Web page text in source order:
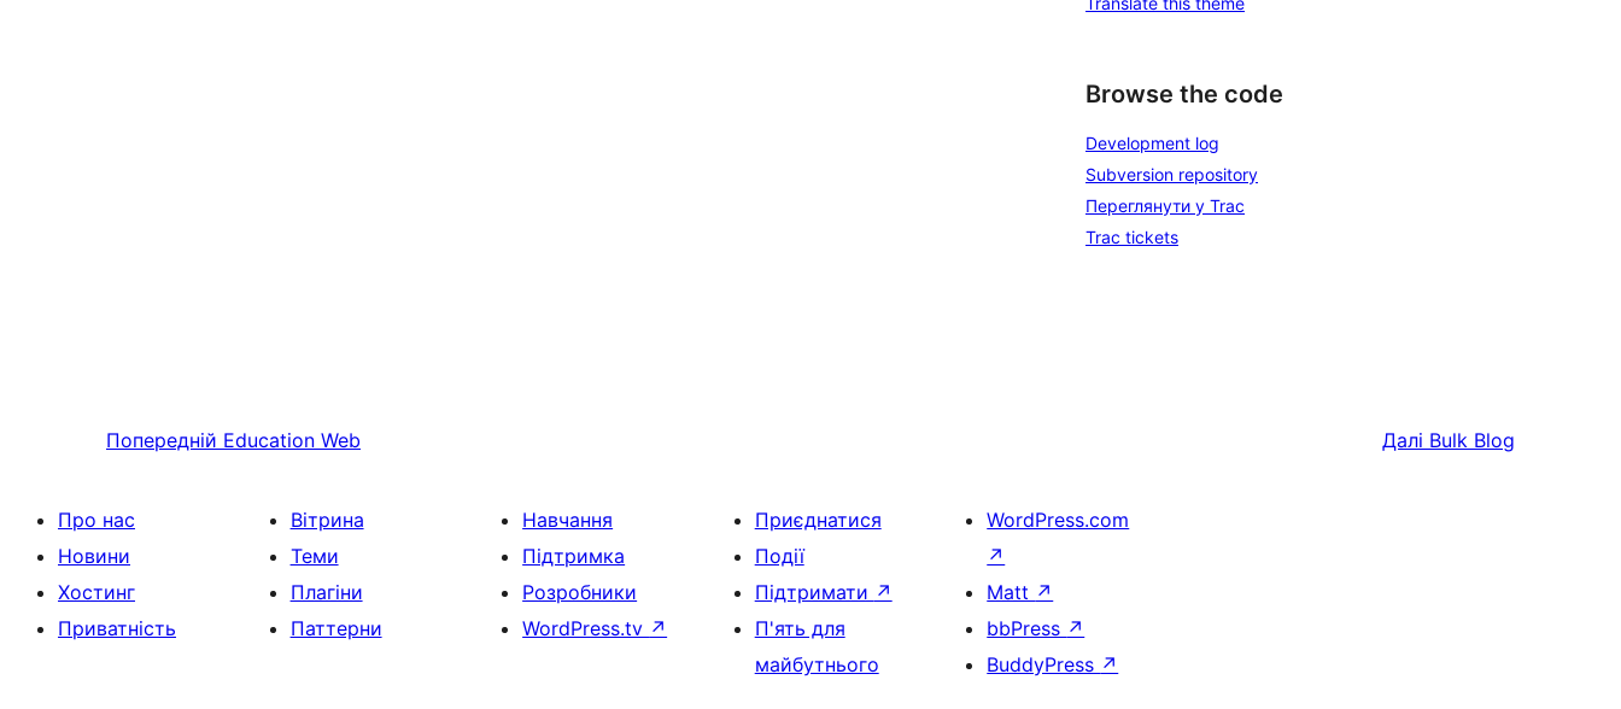
Browse the code
Development log
Subversion repository
Переглянути у Trac
Trac tickets
Попередній Education Web Далі Bulk Blog
Про нас
Новини
Хостинг
Приватність
Вітрина
Теми
Плагіни
Паттерни
Навчання
Підтримка
Розробники
WordPress.tv ↗
Приєднатися
Події
Підтримати ↗
П'ять для
майбутнього
WordPress.com
↗
Matt ↗
bbPress ↗
BuddyPress ↗